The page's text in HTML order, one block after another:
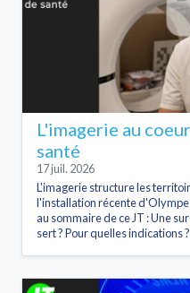
L'imagerie au
santé
17 juil. 2026
L'imagerie structure les
l'installation récente
au sommaire de ce JT : Une
sert ? Pour quelles indications ?